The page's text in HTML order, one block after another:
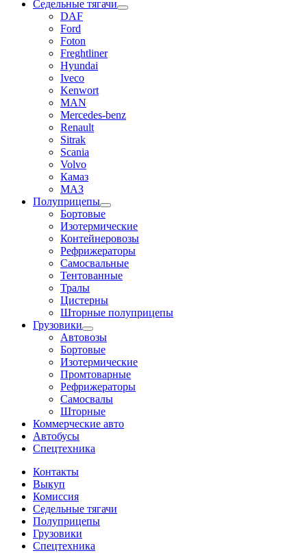
Седельные тягачи
DAF
Ford
Foton
Freghtliner
Hyundai
Iveco
Kenwort
MAN
Mercedes-benz
Renault
Sitrak
Scania
Volvo
Камаз
МАЗ
Полуприцепы
Бортовые
Изотермические
Контейнеровозы
Рефрижераторы
Самосвальные
Тентованные
Тралы
Цистерны
Шторные полуприцепы
Грузовики
Автовозы
Бортовые
Изотермические
Промтоварные
Рефрижераторы
Самосвалы
Шторные
Коммерческие авто
Автобусы
Спецтехника
Контакты
Выкуп
Комиссия
Седельные тягачи
Полуприцепы
Грузовики
Спецтехника